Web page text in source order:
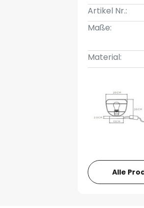
Artikel Nr.:
Maße:
Material:
Alle